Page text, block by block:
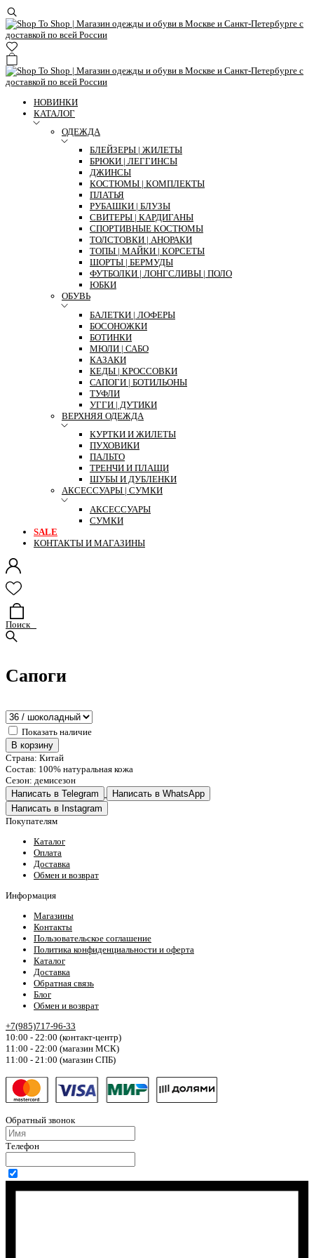
НОВИНКИ
КАТАЛОГ
ОДЕЖДА
БЛЕЙЗЕРЫ | ЖИЛЕТЫ
БРЮКИ | ЛЕГГИНСЫ
ДЖИНСЫ
КОСТЮМЫ | КОМПЛЕКТЫ
ПЛАТЬЯ
РУБАШКИ | БЛУЗЫ
СВИТЕРЫ | КАРДИГАНЫ
СПОРТИВНЫЕ КОСТЮМЫ
ТОЛСТОВКИ | АНОРАКИ
ТОПЫ | МАЙКИ | КОРСЕТЫ
ШОРТЫ | БЕРМУДЫ
ФУТБОЛКИ | ЛОНГСЛИВЫ | ПОЛО
ЮБКИ
ОБУВЬ
БАЛЕТКИ | ЛОФЕРЫ
БОСОНОЖКИ
БОТИНКИ
МЮЛИ | САБО
КАЗАКИ
КЕДЫ | КРОССОВКИ
САПОГИ | БОТИЛЬОНЫ
ТУФЛИ
УГГИ | ДУТИКИ
ВЕРХНЯЯ ОДЕЖДА
КУРТКИ И ЖИЛЕТЫ
ПУХОВИКИ
ПАЛЬТО
ТРЕНЧИ И ПЛАЩИ
ШУБЫ И ДУБЛЕНКИ
АКСЕССУАРЫ | СУМКИ
АКСЕССУАРЫ
СУМКИ
SALE
КОНТАКТЫ И МАГАЗИНЫ
Поиск
Сапоги
Показать наличие
В корзину
Страна: Китай
Состав: 100% натуральная кожа
Сезон: демисезон
Написать в Telegram
Написать в WhatsApp
Написать в Instagram
Покупателям
Каталог
Оплата
Доставка
Обмен и возврат
Информация
Магазины
Контакты
Пользовательское соглашение
Политика конфиденциальности и оферта
Каталог
Доставка
Обратная связь
Блог
Обмен и возврат
+7(985)717-96-33
10:00 - 22:00 (контакт-центр)
11:00 - 22:00 (магазин МСК)
11:00 - 21:00 (магазин СПБ)
Обратный звонок
Телефон